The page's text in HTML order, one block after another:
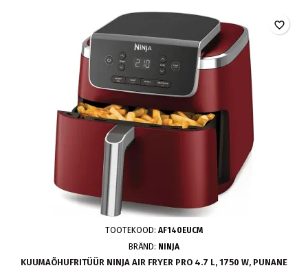
TOOTEKOOD: AF140EUCM
BRÄND: NINJA
KUUMAÕHUFRITÜÜR NINJA AIR FRYER PRO 4.7 L, 1750 W, PUNANE
favorite_border